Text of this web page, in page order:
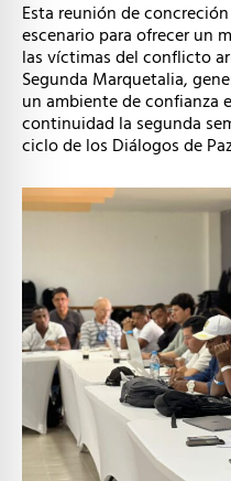
Esta reunión de
escenario para ofrecer un
las víctimas del conflicto
Segunda Marquetalia,
un ambiente de confianza
continuidad la segunda
ciclo de los Diálogos de